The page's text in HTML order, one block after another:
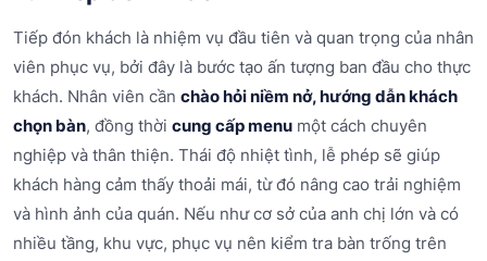
Tiếp đón khách là nhiệm vụ đầu tiên và quan trọng của nhân
viên phục vụ, bởi đây là bước tạo ấn tượng ban đầu cho thực
khách. Nhân viên cần chào hỏi niềm nở, hướng dẫn khách
chọn bàn, đồng thời cung cấp menu một cách chuyên
nghiệp và thân thiện. Thái độ nhiệt tình, lễ phép sẽ giúp
khách hàng cảm thấy thoải mái, từ đó nâng cao trải nghiệm
và hình ảnh của quán. Nếu như cơ sở của anh chị lớn và có
nhiều tầng, khu vực, phục vụ nên kiểm tra bàn trống trên